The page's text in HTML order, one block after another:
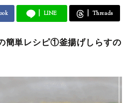
LINE Threads
簡単レシピ①釜揚げしらすの